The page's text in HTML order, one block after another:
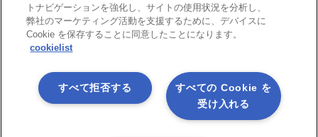
ソーシャルメディア
トナビゲーションを強化し、サイトの使用状況を分析し、
弊社のマーケティング活動を支援するために、デバイスに
Cookie を保存することに同意したことになります。
cookielist
すべての Cookie を
受け入れる
すべて拒否する